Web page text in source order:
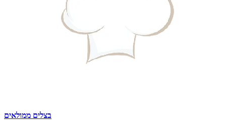
בצלים ממולאים